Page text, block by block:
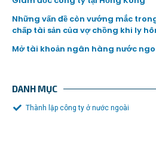
Những vấn đề còn vướng mắc
chấp tài sản của vợ chồng khi ly
Mở tài khoản ngân hàng nước
DANH MỤC
Thành lập công ty ở nước ngoài